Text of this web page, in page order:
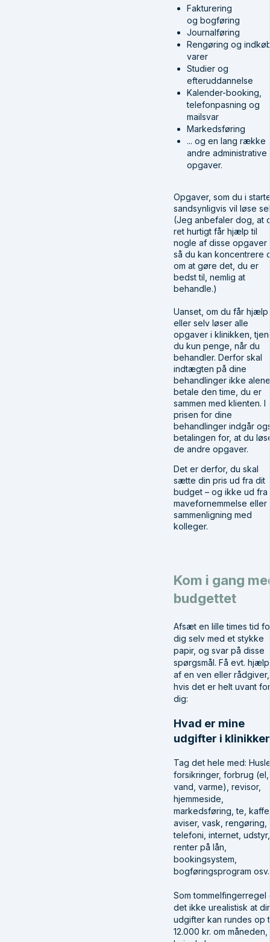
Fakturering
og bogføring
Journalføring
Rengøring og
varer
Studier og
efteruddannelse
Kalender-booking,
telefonpasning og
mailsvar
Markedsføring
... og en lang række
andre administrative
opgaver.
Opgaver, som du i
sandsynligvis vil løse
(Jeg anbefaler dog, at
ret hurtigt får hjælp til
nogle af disse opgaver
så du kan koncentrere
om at gøre det, du er
bedst til, nemlig at
behandle.)
Uanset, om du får hjælp
eller selv løser alle
opgaver i klinikken,
du kun penge, når du
behandler. Derfor skal
indtægten på dine
behandlinger ikke alene
betale den time, du er
sammen med klienten. I
prisen for dine
behandlinger indgår
betalingen for, at du
de andre opgaver.
Det er derfor, du skal
sætte din pris ud fra dit
budget – og ikke ud fra
mavefornemmelse eller
sammenligning med
kolleger.
Kom i gang
budgettet
Afsæt en lille times tid
dig selv med et stykke
papir, og svar på disse
spørgsmål. Få evt.
af en ven eller rådgiver,
hvis det er helt uvant for
dig:
Hvad er mine
udgifter i
Tag det hele med:
forsikringer, forbrug (el,
vand, varme), revisor,
hjemmeside,
markedsføring, te,
aviser, vask, rengøring,
telefoni, internet, udstyr,
renter på lån,
bookingsystem,
bogføringsprogram osv.
Som tommelfingerregel
det ikke urealistisk at
udgifter kan rundes op
12.000 kr. om måneden,